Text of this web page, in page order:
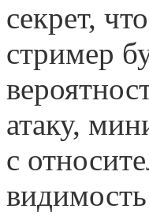
секрет,
стример
атаку,
с